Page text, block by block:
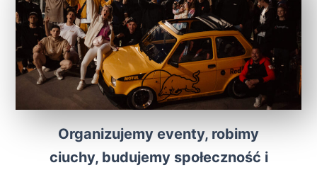
Organizujemy eventy, robimy
ciuchy, budujemy społeczność i